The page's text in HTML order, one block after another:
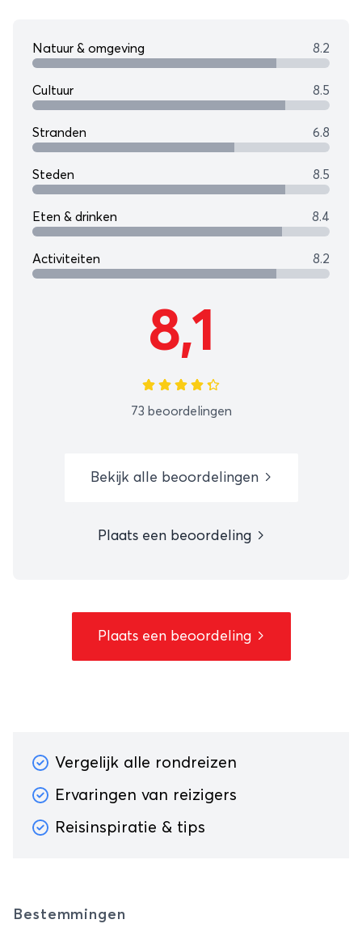
Natuur & omgeving 8.2
Cultuur 8.5
Stranden 6.8
Steden 8.5
Eten & drinken 8.4
Activiteiten 8.2
8,1
73 beoordelingen
Bekijk alle beoordelingen
Plaats een beoordeling
Plaats een beoordeling
Vergelijk alle rondreizen
Ervaringen van reizigers
Reisinspiratie & tips
Bestemmingen